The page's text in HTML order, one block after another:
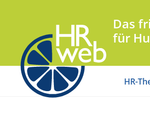
Das
für
HR-